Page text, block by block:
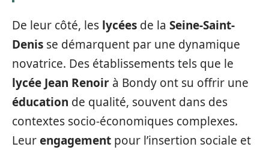
De leur côté, les lycées de la Seine-Saint-
Denis se démarquent par une dynamique
novatrice. Des établissements tels que le
lycée Jean Renoir à Bondy ont su offrir une
éducation de qualité, souvent dans des
contextes socio-économiques complexes.
Leurengagement pour l’insertion sociale et